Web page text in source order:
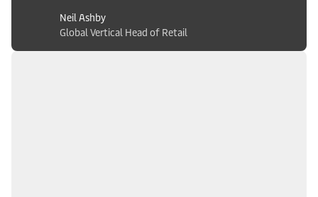
long-term competitive advantage.
Neil Ashby
Global Vertical Head of Retail